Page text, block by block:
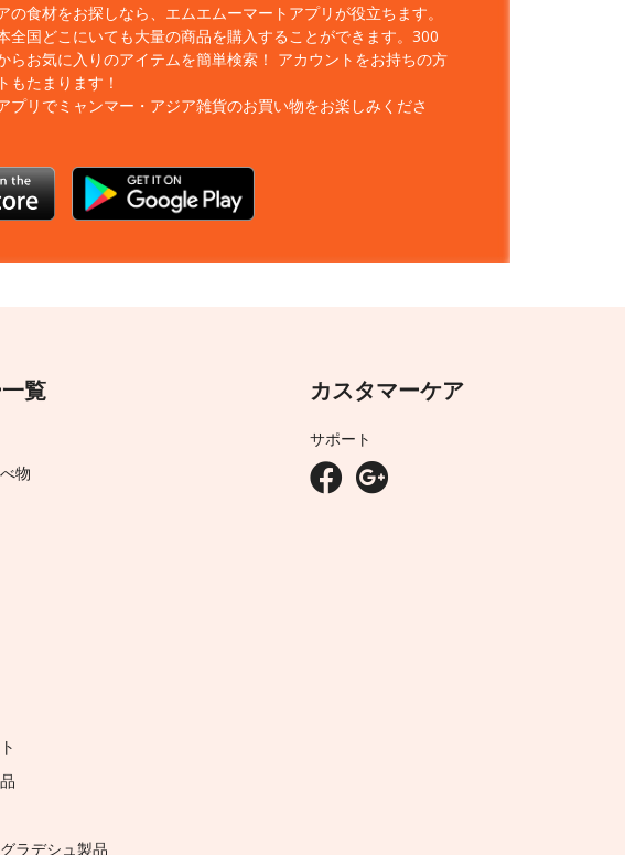
の食材をお探しなら、エムエムーマートアプリが役立ちます。
全国どこにいても大量の商品を購入することができます。300
らお気に入りのアイテムを簡単検索！ アカウントをお持ちの方
もたまります！
プリでミャンマー・アジア雑貨のお買い物をお楽しみくださ
覧
物
ラデシュ製品
カスタマーケア
サポート